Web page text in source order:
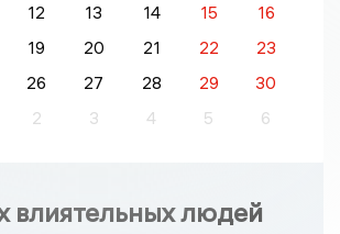
12 13 14 15
16
19 20 21 22
23
26 27 28 29
30
2 3 4 5 6
влиятельных людей